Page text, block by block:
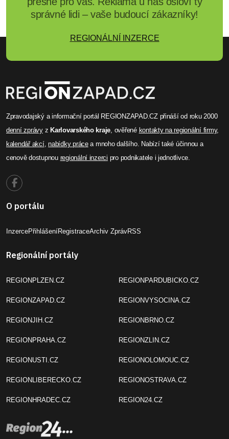
správné lidi – vaše budoucí zákazníky!
REGIONÁLNÍ INZERCE
Zpravodajský a informační portál REGIONZAPAD.CZ přináší od roku 2000
denní zprávyz Karlovarského kraje, ověřené kontakty na regionální firmy,
kalendář akcí,nabídky prácea mnoho dalšího. Nabízí také účinnou a
cenově dostupnou regionální inzerci pro podnikatele i jednotlivce.
O portálu
InzercePřihlášeníRegistraceArchiv ZprávRSS
Regionální portály
REGIONPLZEN.CZ
REGIONZAPAD.CZ
REGIONJIH.CZ
REGIONPRAHA.CZ
REGIONUSTI.CZ
REGIONLIBERECKO.CZ
REGIONHRADEC.CZ
REGIONPARDUBICKO.CZ
REGIONVYSOCINA.CZ
REGIONBRNO.CZ
REGIONZLIN.CZ
REGIONOLOMOUC.CZ
REGIONOSTRAVA.CZ
REGION24.CZ